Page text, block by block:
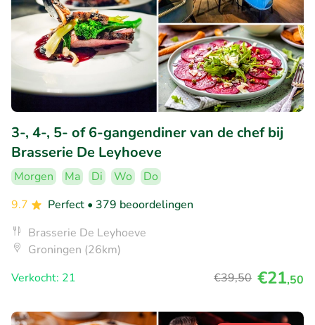
3-, 4-, 5- of 6-gangendiner van de chef bij
Brasserie De Leyhoeve
Morgen Ma Di Wo
Do
9.7
Perfect • 379 beoordelingen
Brasserie De Leyhoeve
Groningen (26km)
Verkocht: 21
€39,50 €21,50